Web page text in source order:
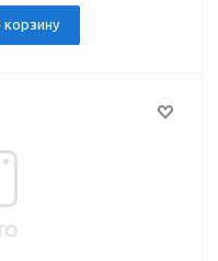
корзину